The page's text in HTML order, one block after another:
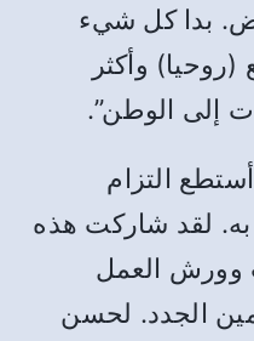
بدا كل شيء
وأكثر
إلى الوطن”.
التزام
لقد شاركت هذه
وورش العمل
الجدد. لحسن